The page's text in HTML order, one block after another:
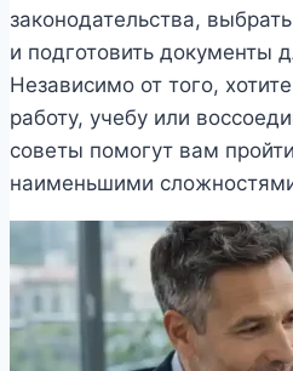
законодательства,
и подготовить документы
Независимо от того,
работу, учебу или
советы помогут вам
наименьшими